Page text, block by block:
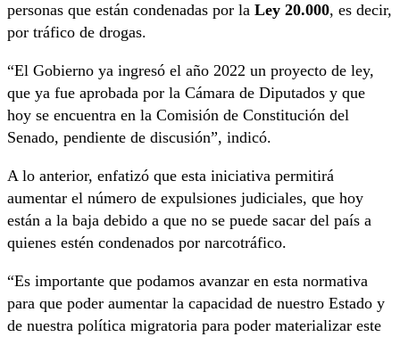
personas que están condenadas por la Ley 20.000, es decir,
por tráfico de drogas.
“El Gobierno ya ingresó el año 2022 un proyecto de ley,
que ya fue aprobada por la Cámara de Diputados y que
hoy se encuentra en la Comisión de Constitución del
Senado, pendiente de discusión”, indicó.
A lo anterior, enfatizó que esta iniciativa permitirá
aumentar el número de expulsiones judiciales, que hoy
están a la baja debido a que no se puede sacar del país a
quienes estén condenados por narcotráfico.
“Es importante que podamos avanzar en esta normativa
para que poder aumentar la capacidad de nuestro Estado y
de nuestra política migratoria para poder materializar este